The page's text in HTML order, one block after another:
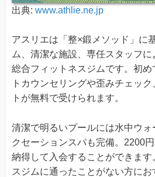
出典: www.athlie.ne.jp
アスリエは「整×鍛メソッド」に
ム、清潔な施設、専任スタッフ
総合フィットネスジムです。初
トカウンセリングや歪みチェッ
トが無料で受けられます。
清潔で明るいプールには水中ウ
クセーションスパも完備。2200
納得して入会することができま
スジムに通ったことがない方にお